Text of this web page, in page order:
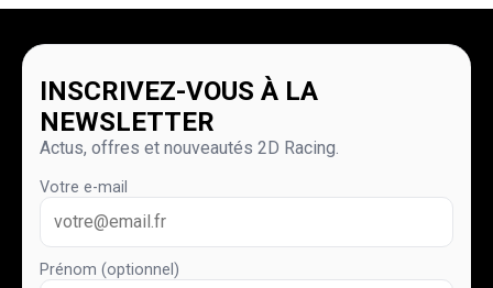
INSCRIVEZ-VOUS À LA
NEWSLETTER
Actus, offres et nouveautés 2D Racing.
Votre e-mail
Prénom (optionnel)